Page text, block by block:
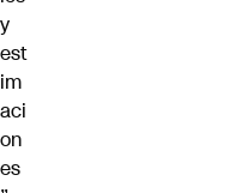
y
est
im
aci
on
es